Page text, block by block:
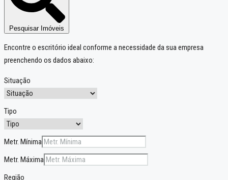
Pesquisar Imóveis
Encontre o escritório ideal conforme a necessidade da sua empresa
preenchendo os dados abaixo:
Situação
Tipo
Metr. Mínima
Metr. Máxima
Região